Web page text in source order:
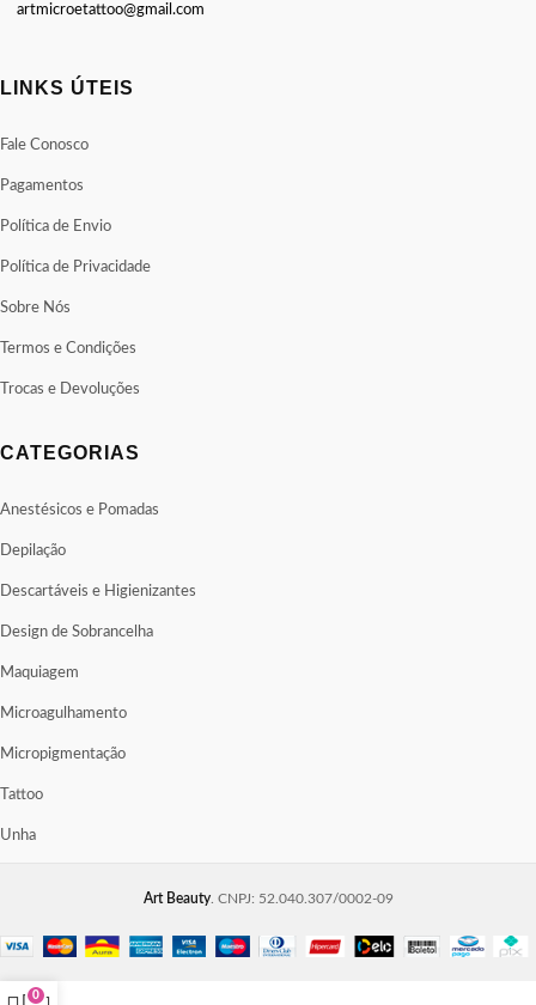
artmicroetattoo@gmail.com
LINKS ÚTEIS
Fale Conosco
Pagamentos
Política de Envio
Política de Privacidade
Sobre Nós
Termos e Condições
Trocas e Devoluções
CATEGORIAS
Anestésicos e Pomadas
Depilação
Descartáveis e Higienizantes
Design de Sobrancelha
Maquiagem
Microagulhamento
Micropigmentação
Tattoo
Unha
Art Beauty. CNPJ: 52.040.307/0002-09
0